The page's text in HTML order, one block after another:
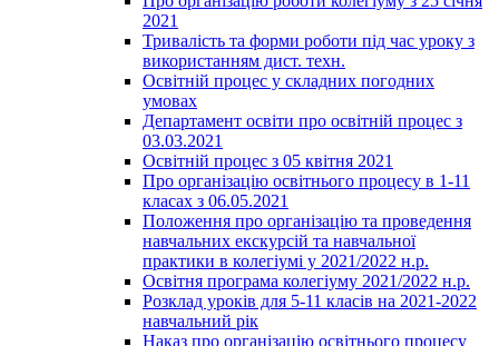
2021
Тривалість та форми роботи під час уроку з
використанням дист. техн.
Освітній процес у складних погодних
умовах
Департамент освіти про освітній процес з
03.03.2021
Освітній процес з 05 квітня 2021
Про організацію освітнього процесу в 1-11
класах з 06.05.2021
Положення про організацію та проведення
навчальних екскурсій та навчальної
практики в колегіумі у 2021/2022 н.р.
Освітня програма колегіуму 2021/2022 н.р.
Розклад уроків для 5-11 класів на 2021-2022
навчальний рік
Наказ про організацію освітнього процесу